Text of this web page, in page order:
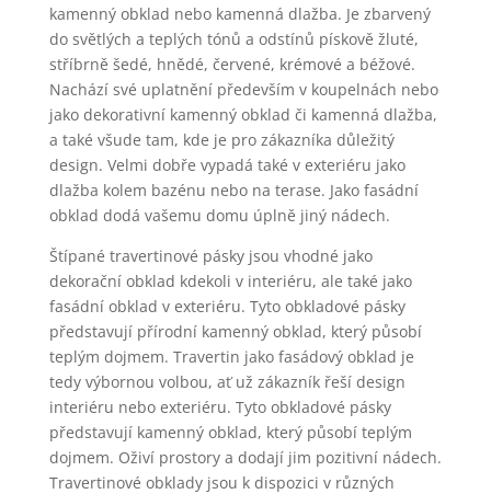
kamenný obklad nebo kamenná dlažba. Je zbarvený
do světlých a teplých tónů a odstínů pískově žluté,
stříbrně šedé, hnědé, červené, krémové a béžové.
Nachází své uplatnění především v koupelnách nebo
jako dekorativní kamenný obklad či kamenná dlažba,
a také všude tam, kde je pro zákazníka důležitý
design. Velmi dobře vypadá také v exteriéru jako
dlažba kolem bazénu nebo na terase. Jako fasádní
obklad dodá vašemu domu úplně jiný nádech.
Štípané travertinové pásky jsou vhodné jako
dekorační obklad kdekoli v interiéru, ale také jako
fasádní obklad v exteriéru. Tyto obkladové pásky
představují přírodní kamenný obklad, který působí
teplým dojmem. Travertin jako fasádový obklad je
tedy výbornou volbou, ať už zákazník řeší design
interiéru nebo exteriéru. Tyto obkladové pásky
představují kamenný obklad, který působí teplým
dojmem. Oživí prostory a dodají jim pozitivní nádech.
Travertinové obklady jsou k dispozici v různých